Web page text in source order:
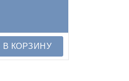
В КОРЗИНУ